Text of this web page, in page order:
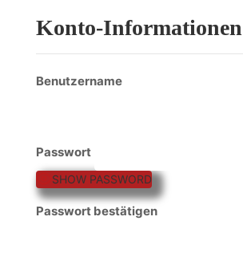
Konto-Informationen
Benutzername
Passwort
SHOW PASSWORD
Passwort bestätigen